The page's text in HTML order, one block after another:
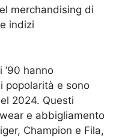
merchandising di
indizi
’90 hanno
popolarità e sono
2024. Questi
e abbigliamento
Champion e Fila,